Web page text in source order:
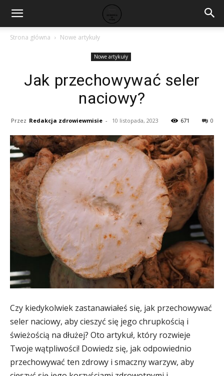
Strona główna Nowe artykuły
Nowe artykuły
Jak przechowywać seler
naciowy?
Przez Redakcja zdrowiewmisie - 10 listopada, 2023 671 0
Czy kiedykolwiek zastanawiałeś się, jak przechowywać
seler naciowy, aby cieszyć się jego chrupkością i
świeżością na dłużej? Oto artykuł, który rozwieje
Twoje wątpliwości! Dowiedz się, jak odpowiednio
przechowywać ten zdrowy i smaczny warzyw, aby